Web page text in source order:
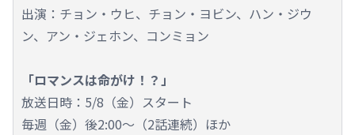
出演：チョン・ウヒ、チョン・ヨビン、ハン・ジウ
ン、アン・ジェホン、コンミョン
「ロマンスは命がけ！？」
放送日時：5/8（金）スタート
毎週（金）後2:00～（2話連続）ほか